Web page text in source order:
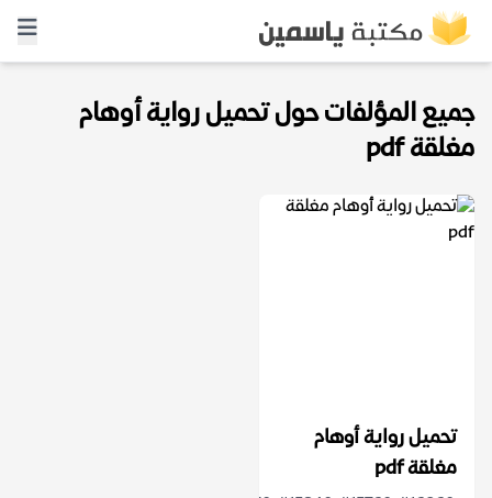
جميع المؤلفات حول تحميل رواية أوهام
مغلقة pdf
تحميل رواية أوهام
مغلقة pdf